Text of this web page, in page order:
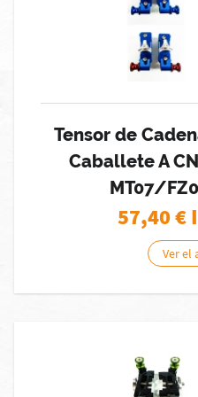
Tensor de
Caballete A
MT07/
57,40€
Ver el